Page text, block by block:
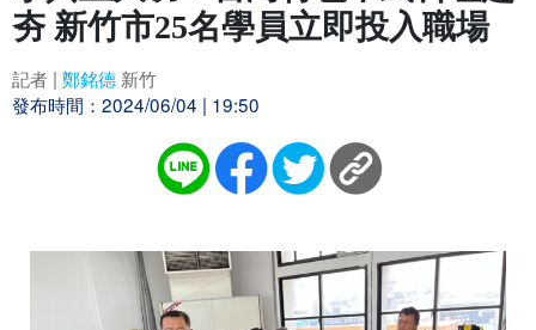
夯 新竹市25名學員立即投入職場
記者 | 鄭銘德 新竹
發布時間：2024/06/04 | 19:50